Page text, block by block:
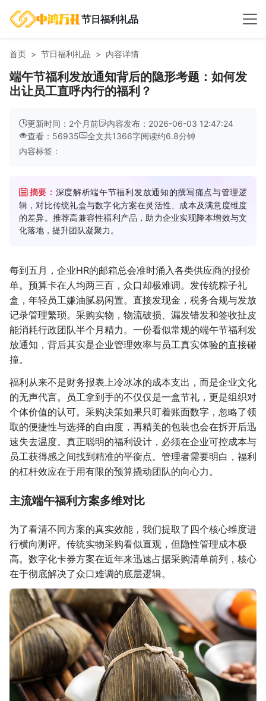
节日福利礼品
首页 节日福利礼品 内容详情
端午节福利发放通知背后的隐形考题：如何发
出让员工直呼内行的福利？
更新时间：2个月前
内容发布：2026-06-03 12:47:24
查看：56935
全文共1366字阅读约6.8分钟
内容标签：
摘要： 深度解析端午节福利发放通知的撰写痛点与管理逻
辑，对比传统礼盒与数字化方案在灵活性、成本及满意度维度
的差异。推荐高兼容性福利产品，助力企业实现降本增效与文
化落地，提升团队凝聚力。
每到五月，企业HR的邮箱总会准时涌入各类供应商的报价
单。预算卡在人均两三百，众口却极难调。发传统粽子礼
盒，年轻员工嫌油腻易闲置。直接发现金，税务合规与发放
记录管理繁琐。采购实物，物流破损、漏发错发和签收扯皮
能消耗行政团队半个月精力。一份看似常规的端午节福利发
放通知，背后其实是企业管理效率与员工真实体验的直接碰
撞。
福利从来不是财务报表上冷冰冰的成本支出，而是企业文化
的无声代言。员工拿到手的不仅仅是一盒节礼，更是组织对
个体价值的认可。采购决策如果只盯着账面数字，忽略了领
取的便捷性与选择的自由度，再精美的包装也会在拆开后迅
速失去温度。真正聪明的福利设计，必须在企业可控成本与
员工获得感之间找到精准的平衡点。管理者需要明白，福利
的杠杆效应在于用有限的预算撬动团队的向心力。
主流端午福利方案多维对比
为了看清不同方案的真实效能，我们提取了四个核心维度进
行横向测评。传统实物采购看似直观，但隐性管理成本极
高。数字化卡券方案在近年来迅速占据采购清单前列，核心
在于彻底解决了众口难调的底层逻辑。